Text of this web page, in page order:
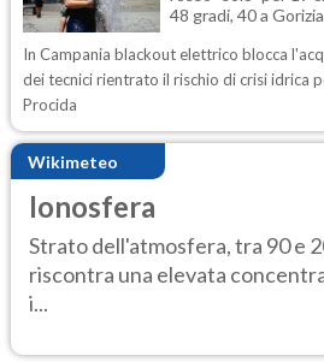
48 gradi, 40 a
In Campania blackout elettrico blocca
dei tecnici rientrato il rischio di crisi idrica
Procida
Wikimeteo
Ionosfera
Strato dell'atmosfera, tra 90 e
riscontra una elevata
i...